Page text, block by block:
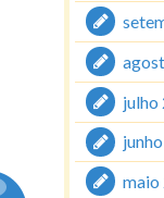
julho
maio